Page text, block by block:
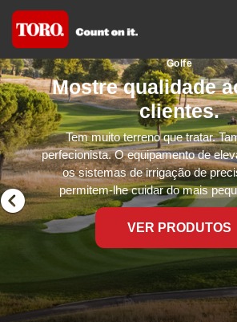
Golfe
Mostre qualidade
clientes.
Tem muito terreno que tratar.
perfecionista. O equipamento de
os sistemas de irrigação de
permitem-lhe cuidar do mais
VER PRODUTOS